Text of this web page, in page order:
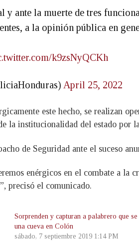
y ante la muerte de tres
a la opinión pública en
k9zsNyQCKh
April 25, 2022
este hecho, se realizan
la institucionalidad del estado por
de Seguridad ante el suceso
enérgicos en el combate a
precisó el comunicado.
Sorprenden y capturan a palabrero que
una cueva en Colón
sábado, 7 septiembre 2019 1:14 PM